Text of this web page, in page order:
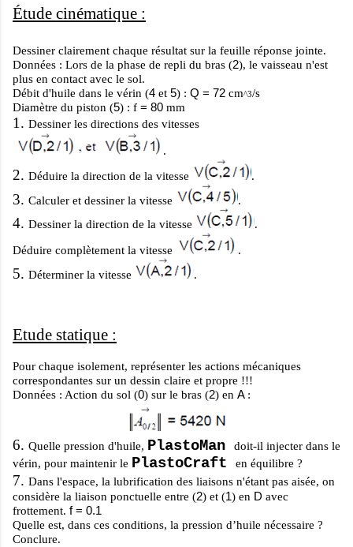
Étude cinématique :
Dessiner clairement chaque résultat sur la feuille réponse jointe.
Données : Lors de la phase de repli du bras (2), le vaisseau n'est
plus en contact avec le sol.
Débit d'huile dans le vérin (4 et 5) : Q = 72 cm^3/s
Diamètre du piston (5) : f = 80 mm
1. Dessiner les directions des vitesses
.
2. Déduire la direction de la vitesse .
3. Calculer et dessiner la vitesse .
4. Dessiner la direction de la vitesse .
Déduire complètement la vitesse .
5. Déterminer la vitesse .
Etude statique :
Pour chaque isolement, représenter les actions mécaniques
correspondantes sur un dessin claire et propre !!!
Données : Action du sol (0) sur le bras (2) en A :
6. Quelle pression d'huile, PlastoMan
doit-il injecter dans le
vérin, pour maintenir le PlastoCraft en équilibre ?
7. Dans l'espace, la lubrification des liaisons n'étant pas aisée, on
considère la liaison ponctuelle entre (2) et (1) en D avec
frottement. f = 0.1
Quelle est, dans ces conditions, la pression d’huile nécessaire ?
Conclure.